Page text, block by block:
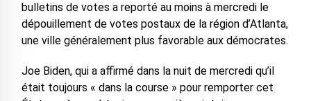
bulletins de votes a reporté au moins à mercredi le
dépouillement de votes postaux de la région d’Atlanta,
une ville généralement plus favorable aux démocrates.
Joe Biden, qui a affirmé dans la nuit de mercredi qu’il
était toujours « dans la course » pour remporter cet